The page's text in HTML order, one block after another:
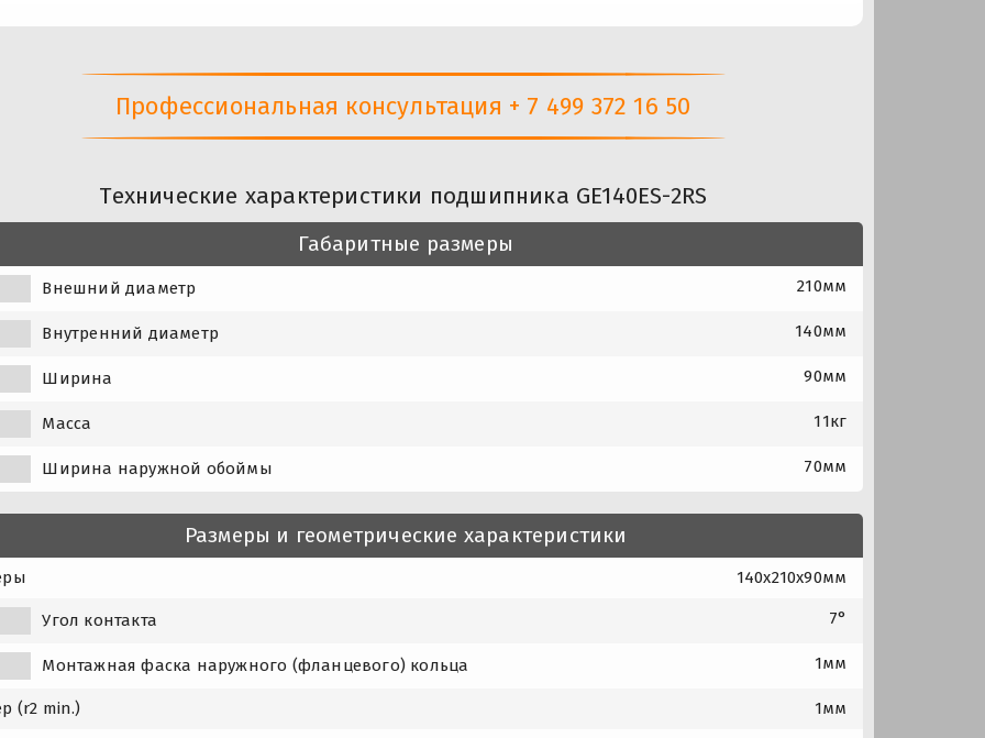
Профессиональная консультация + 7 499 372 16 50
Технические характеристики подшипника GE140ES-2RS
Габаритные размеры
Внешний диаметр 210мм
Внутренний диаметр 140мм
Ширина 90мм
Масса 11кг
Ширина наружной обоймы 70мм
Размеры и геометрические характеристики
140x210x90мм
Угол контакта 7°
Монтажная фаска наружного (фланцевого) кольца 1мм
(r2 min.) 1мм